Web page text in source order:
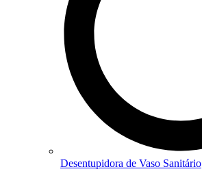
Desentupidora de Vaso Sanitário